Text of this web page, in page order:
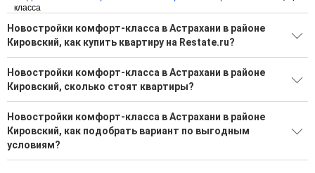
класса
Новостройки комфорт-класса в Астрахани в районе
Кировский, как купить квартиру на Restate.ru?
районе Кировский от застройщика на Restate.ru
Воспользуйтесь нашим поиском по новостройкам, для
подбора подходящего вам варианта
Новостройки комфорт-класса в Астрахани в районе
Кировский, сколько стоят квартиры?
Минимальная стоимость квартиры: 6 203 500 Р
Новостройки комфорт-класса в Астрахани в районе
Кировский, как подобрать вариант по выгодным
условиям?